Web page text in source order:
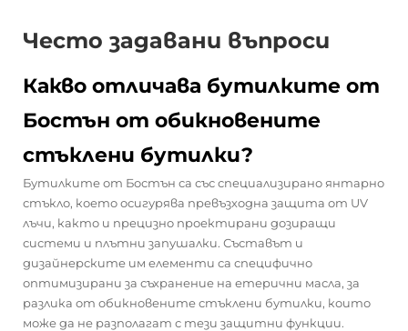
Често задавани въпроси
Какво отличава бутилките от
Бостън от обикновените
стъклени бутилки?
Бутилките от Бостън са със специализирано янтарно
стъкло, което осигурява превъзходна защита от UV
лъчи, както и прецизно проектирани дозиращи
системи и плътни запушалки. Съставът и
дизайнерските им елементи са специфично
оптимизирани за съхранение на етерични масла, за
разлика от обикновените стъклени бутилки, които
може да не разполагат с тези защитни функции.